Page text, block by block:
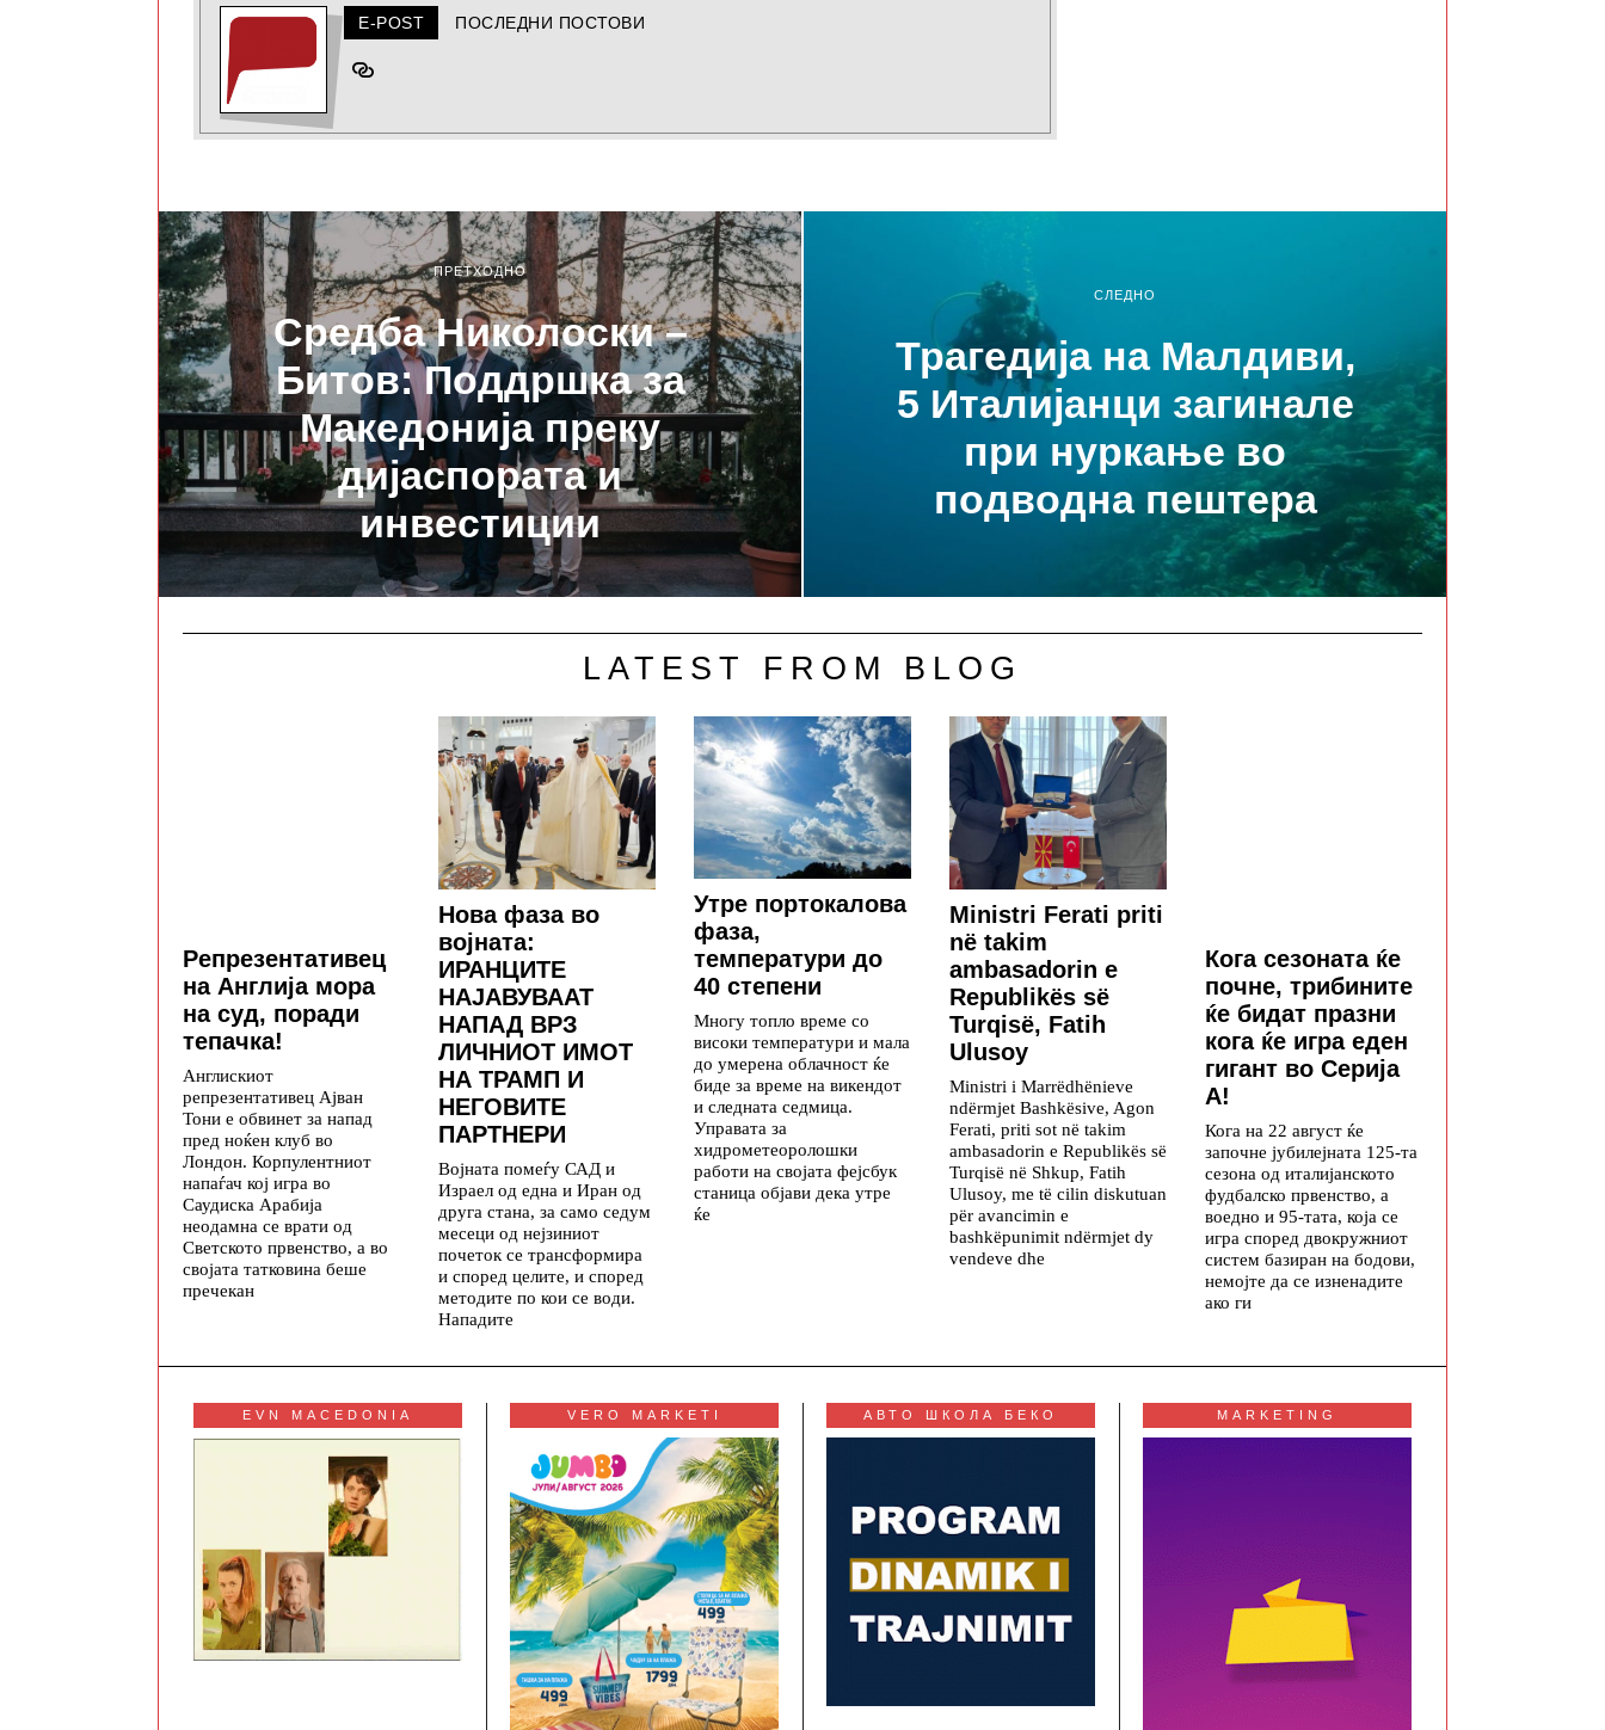
E-POST ПОСЛЕДНИ ПОСТОВИ
ПРЕТХОДНО
Средба Николоски –
Битов: Поддршка за
Македонија преку
дијаспората и
инвестиции
СЛЕДНО
Трагедија на Малдиви,
5 Италијанци загинале
при нуркање во
подводна пештера
LATEST FROM BLOG
Репрезентативец
на Англија мора
на суд, поради
тепачка!
Англискиот
репрезентативец Ајван
Тони е обвинет за напад
пред ноќен клуб во
Лондон. Корпулентниот
напаѓач кој игра во
Саудиска Арабија
неодамна се врати од
Светското првенство, а во
својата татковина беше
пречекан
Нова фаза во
војната:
ИРАНЦИТЕ
НАЈАВУВААТ
НАПАД ВРЗ
ЛИЧНИОТ ИМОТ
НА ТРАМП И
НЕГОВИТЕ
ПАРТНЕРИ
Војната помеѓу САД и
Израел од една и Иран од
друга стана, за само седум
месеци од нејзиниот
почеток се трансформира
и според целите, и според
методите по кои се води.
Нападите
Утре портокалова
фаза,
температури до
40 степени
Многу топло време со
високи температури и мала
до умерена облачност ќе
биде за време на викендот
и следната седмица.
Управата за
хидрометеоролошки
работи на својата фејсбук
станица објави дека утре
ќе
Ministri Ferati priti
në takim
ambasadorin e
Republikës së
Turqisë, Fatih
Ulusoy
Ministri i Marrëdhënieve
ndërmjet Bashkësive, Agon
Ferati, priti sot në takim
ambasadorin e Republikës së
Turqisë në Shkup, Fatih
Ulusoy, me të cilin diskutuan
për avancimin e
bashkëpunimit ndërmjet dy
vendeve dhe
Кога сезоната ќе
почне, трибините
ќе бидат празни
кога ќе игра еден
гигант во Серија
А!
Кога на 22 август ќе
започне јубилејната 125-та
сезона од италијанското
фудбалско првенство, а
воедно и 95-тата, која се
игра според двокружниот
систем базиран на бодови,
немојте да се изненадите
ако ги
EVN MACEDONIA VERO MARKETI АВТО ШКОЛА БЕКО MARKETING